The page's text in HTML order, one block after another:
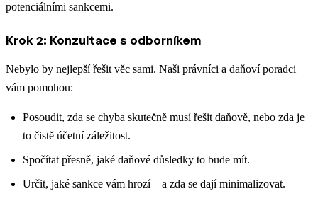
potenciálními sankcemi.
Krok 2: Konzultace s odborníkem
Nebylo by nejlepší řešit věc sami. Naši právníci a daňoví poradci
vám pomohou:
Posoudit, zda se chyba skutečně musí řešit daňově, nebo zda je
to čistě účetní záležitost.
Spočítat přesně, jaké daňové důsledky to bude mít.
Určit, jaké sankce vám hrozí – a zda se dají minimalizovat.